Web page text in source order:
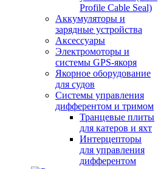
Profile Cable Seal)
Аккумуляторы и
зарядные устройства
Аксессуары
Электромоторы и
системы GPS-якоря
Якорное оборудование
для судов
Системы управления
дифферентом и тримом
Транцевые плиты
для катеров и яхт
Интерцепторы
для управления
дифферентом